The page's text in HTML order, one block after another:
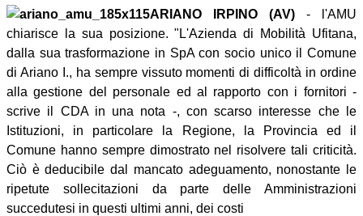
ARIANO IRPINO (AV) - l'AMU
chiarisce la sua posizione. "L'Azienda di Mobilità Ufitana,
dalla sua trasformazione in SpA con socio unico il Comune
di Ariano I., ha sempre vissuto momenti di difficoltà in ordine
alla gestione del personale ed al rapporto con i fornitori -
scrive il CDA in una nota -, con scarso interesse che le
Istituzioni, in particolare la Regione, la Provincia ed il
Comune hanno sempre dimostrato nel risolvere tali criticità.
Ciò è deducibile dal mancato adeguamento, nonostante le
ripetute sollecitazioni da parte delle Amministrazioni
succedutesi in questi ultimi anni, dei costi